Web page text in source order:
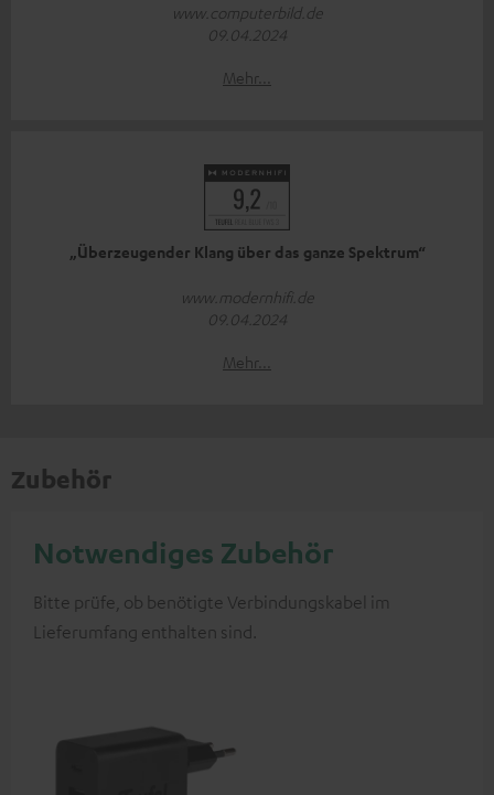
www.computerbild.de
09.04.2024
Mehr...
„Überzeugender Klang über das ganze Spektrum“
www.modernhifi.de
09.04.2024
Mehr...
Zubehör
Notwendiges Zubehör
Bitte prüfe, ob benötigte Verbindungskabel im
Lieferumfang enthalten sind.